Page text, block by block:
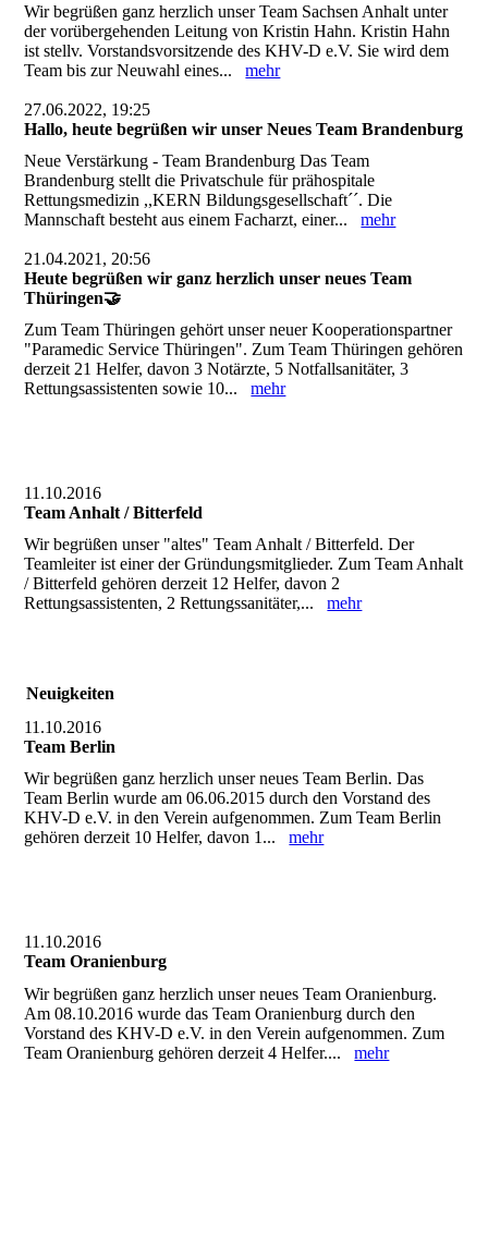
Wir begrüßen ganz herzlich unser Team Sachsen Anhalt unter
der vorübergehenden Leitung von Kristin Hahn. Kristin Hahn
ist stellv. Vorstandsvorsitzende des KHV-D e.V. Sie wird dem
Team bis zur Neuwahl eines...mehr
27.06.2022, 19:25
Hallo, heute begrüßen wir unser Neues Team Brandenburg
Neue Verstärkung - Team Brandenburg Das Team
Brandenburg stellt die Privatschule für prähospitale
Rettungsmedizin ,,KERN Bildungsgesellschaft´´. Die
Mannschaft besteht aus einem Facharzt, einer...mehr
21.04.2021, 20:56
Heute begrüßen wir ganz herzlich unser neues Team
Thüringen🤝
Zum Team Thüringen gehört unser neuer Kooperationspartner
"Paramedic Service Thüringen". Zum Team Thüringen gehören
derzeit 21 Helfer, davon 3 Notärzte, 5 Notfallsanitäter, 3
Rettungsassistenten sowie 10...mehr
11.10.2016
Team Anhalt / Bitterfeld
Wir begrüßen unser "altes" Team Anhalt / Bitterfeld. Der
Teamleiter ist einer der Gründungsmitglieder. Zum Team Anhalt
/ Bitterfeld gehören derzeit 12 Helfer, davon 2
Rettungsassistenten, 2 Rettungssanitäter,...mehr
Neuigkeiten
11.10.2016
Team Berlin
Wir begrüßen ganz herzlich unser neues Team Berlin. Das
Team Berlin wurde am 06.06.2015 durch den Vorstand des
KHV-D e.V. in den Verein aufgenommen. Zum Team Berlin
gehören derzeit 10 Helfer, davon 1...mehr
11.10.2016
Team Oranienburg
Wir begrüßen ganz herzlich unser neues Team Oranienburg.
Am 08.10.2016 wurde das Team Oranienburg durch den
Vorstand des KHV-D e.V. in den Verein aufgenommen. Zum
Team Oranienburg gehören derzeit 4 Helfer....mehr